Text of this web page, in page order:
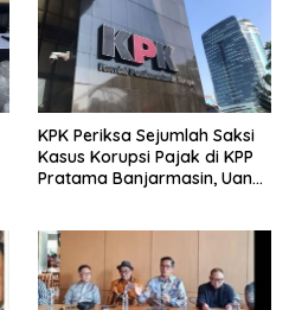
KPK Periksa Sejumlah Saksi
Kasus Korupsi Pajak di KPP
Pratama Banjarmasin, Uang